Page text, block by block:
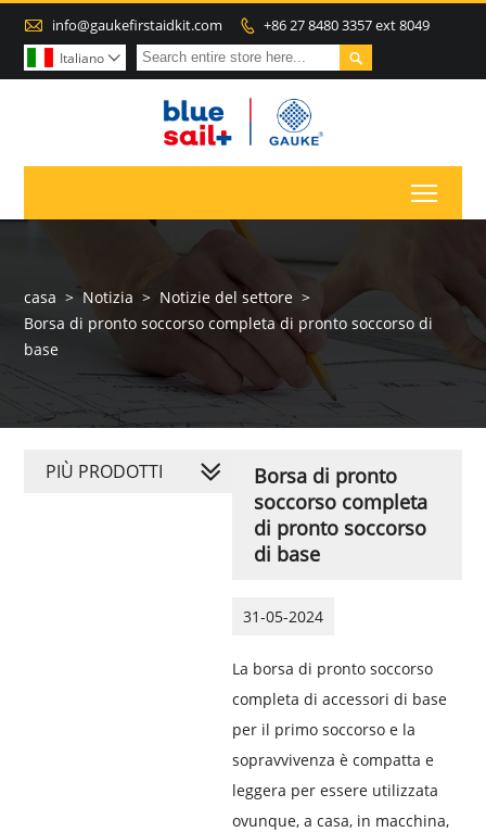
 info@gaukefirstaidkit.com  +86 27 8480 3357 ext 8049

Italiano 
casa > Notizia > Notizie del settore >
Borsa di pronto soccorso completa di pronto soccorso di
base
Borsa di pronto
soccorso completa
di pronto soccorso
di base
31-05-2024
La borsa di pronto soccorso
completa di accessori di base
per il primo soccorso e la
sopravvivenza è compatta e
leggera per essere utilizzata
ovunque, a casa, in macchina,
PIÙ PRODOTTI